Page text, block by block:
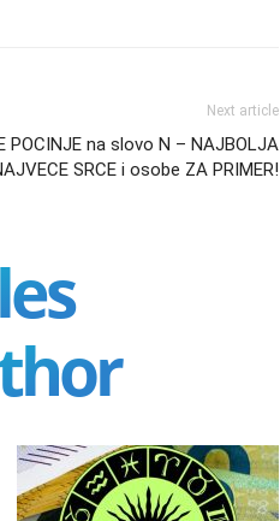
Next article
POCINJE na slovo N – NAJBOLJA
SRCE i osobe ZA PRIMER!